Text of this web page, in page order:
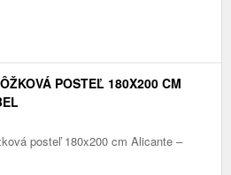
POSTEĽ 180X200 CM
posteľ 180x200 cm Alicante –